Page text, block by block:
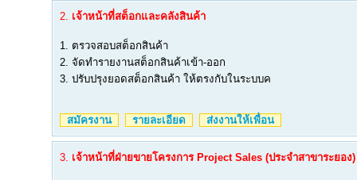
2. เจ้าหน้าที่สต็อกและคลังสินค้า
1. ตรวจสอบสต็อกสินค้า
2. จัดทำรายงานสต็อกสินค้าเข้า-ออก
3. ปรับปรุงยอดสต็อกสินค้า ให้ตรงกับในระบบค
สมัครงาน รายละเอียด ส่งงานให้เพื่อน
3. เจ้าหน้าที่ฝ่ายขายโครงการ Project Sales (ประจำสาขาระยอง)